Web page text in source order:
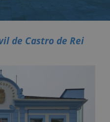
de Castro de Rei